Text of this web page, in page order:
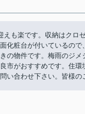
も楽です。収納はクロ
化粧台が付いているの
の物件です。梅雨のジ
市がおすすめです。住
い合わせ下さい。皆様の